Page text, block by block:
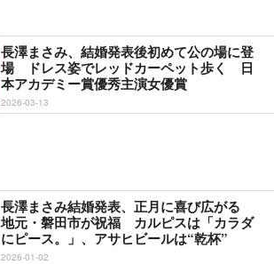
長澤まさみ、結婚発表後初めて公の場に登
場 ドレス姿でレッドカーペット歩く 日
本アカデミー賞優秀主演女優賞
2026-03-13
長澤まさみ結婚発表、正月に喜び広がる
地元・磐田市が祝福 カルピスは「カラダ
にピース。」、アサヒビールは“乾杯”
2026-01-02